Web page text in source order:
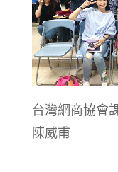
台灣網商協會
陳威甫